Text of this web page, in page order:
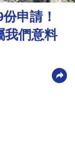
申請！
我們意料